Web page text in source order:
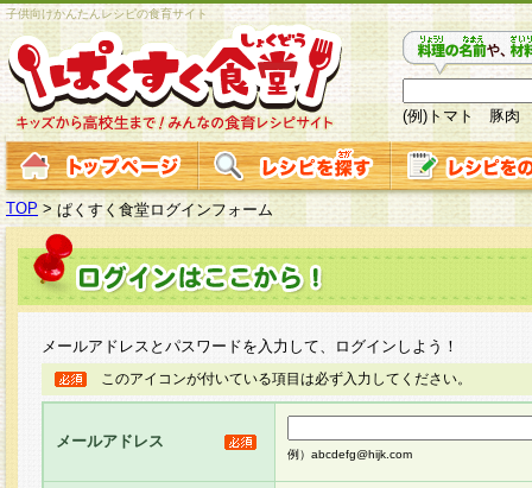
子供向けかんたんレシピの食育サイト
(例)トマト 豚肉
TOP > ぱくすく食堂ログインフォーム
メールアドレスとパスワードを入力して、ログインしよう！
このアイコンが付いている項目は必ず入力してください。
メールアドレス
例）abcdefg@hijk.com